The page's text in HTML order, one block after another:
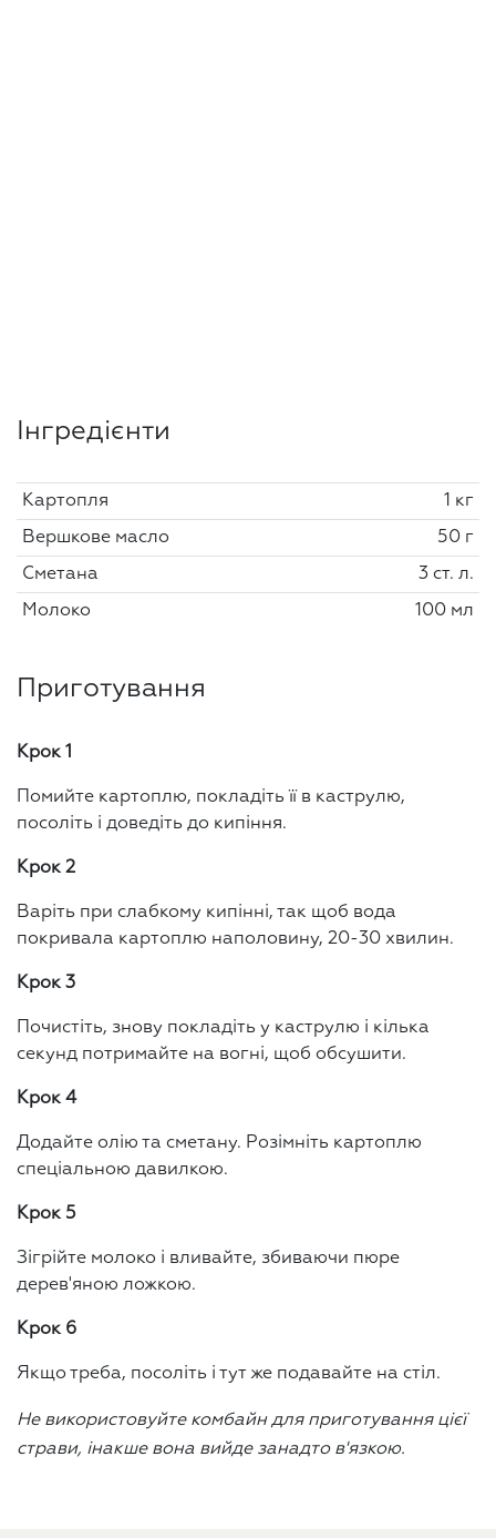
Інгредієнти
Картопля 1 кг
Вершкове масло 50 г
Сметана 3 ст. л.
Молоко 100 мл
Приготування
Крок 1
Помийте картоплю, покладіть її в каструлю,
посоліть і доведіть до кипіння.
Крок 2
Варіть при слабкому кипінні, так щоб вода
покривала картоплю наполовину, 20-30 хвилин.
Крок 3
Почистіть, знову покладіть у каструлю і кілька
секунд потримайте на вогні, щоб обсушити.
Крок 4
Додайте олію та сметану. Розімніть картоплю
спеціальною давилкою.
Крок 5
Зігрійте молоко і вливайте, збиваючи пюре
дерев'яною ложкою.
Крок 6
Якщо треба, посоліть і тут же подавайте на стіл.
Не використовуйте комбайн для приготування цієї
страви, інакше вона вийде занадто в'язкою.